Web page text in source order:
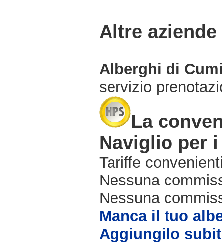
Altre
Alberghi di
servizio
La
Naviglio per
Tariffe
Nessuna
Nessuna
Manca il tuo
Aggiungilo